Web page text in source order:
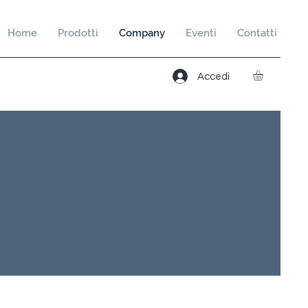
Home Prodotti Company Eventi Contatti
Accedi